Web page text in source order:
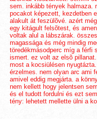
sem. inkább tények halmaza.
pocakot képezett, kezdetben
alakult át feszülõvé. azért
egy kitágult felsõtest, és
voltak alul a lábszárak.
magassága és még mindig
töredékmásodperc míg a férfi
ismert. ez volt az elsõ pillanat.
most a kocsiülésen
érzelmes. nem olyan arc ami
amivel eddig megjárta. a
nem kellett hogy jelentsen
és el tudott fordulni és ezt
tény: lehetett mellette ülni a